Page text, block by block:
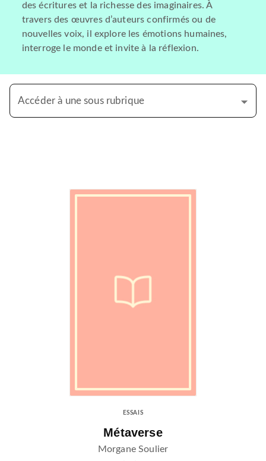
des écritures et la richesse des imaginaires. À
travers des œuvres d’auteurs confirmés ou de
nouvelles voix, il explore les émotions humaines,
interroge le monde et invite à la réflexion.
Accéder à une sous rubrique
ESSAIS
Métaverse
Morgane Soulier